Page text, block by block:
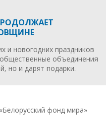
и новогодних праздников
объединения
но и дарят подарки.
фонд мира»